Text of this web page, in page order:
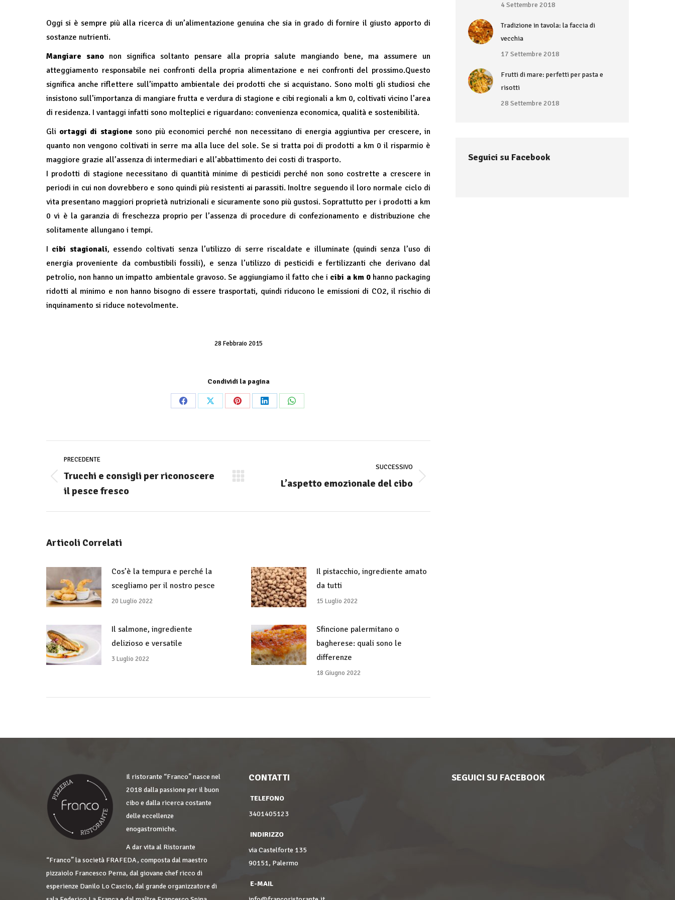
Oggi si è sempre più alla ricerca di un’alimentazione genuina che sia in grado di fornire il giusto apporto di
sostanze nutrienti.
Mangiare sanonon significa soltanto pensare alla propria salute mangiando bene, ma assumere un
atteggiamento responsabile nei confronti della propria alimentazione e nei confronti del prossimo.Questo
significa anche riflettere sull’impatto ambientale dei prodotti che si acquistano. Sono molti gli studiosi che
insistono sull’importanza di mangiare frutta e verdura di stagione e cibi regionali a km 0, coltivati vicino l’area
di residenza. I vantaggi infatti sono molteplici e riguardano: convenienza economica, qualità e sostenibilità.
Gli ortaggi di stagione sono più economici perché non necessitano di energia aggiuntiva per crescere, in
quanto non vengono coltivati in serre ma alla luce del sole. Se si tratta poi di prodotti a km 0 il risparmio è
maggiore grazie all’assenza di intermediari e all’abbattimento dei costi di trasporto.
I prodotti di stagione necessitano di quantità minime di pesticidi perché non sono costrette a crescere in
periodi in cui non dovrebbero e sono quindi più resistenti ai parassiti. Inoltre seguendo il loro normale ciclo di
vita presentano maggiori proprietà nutrizionali e sicuramente sono più gustosi. Soprattutto per i prodotti a km
0 vi è la garanzia di freschezza proprio per l’assenza di procedure di confezionamento e distribuzione che
solitamente allungano i tempi.
I cibi stagionali, essendo coltivati senza l’utilizzo di serre riscaldate e illuminate (quindi senza l’uso di
energia proveniente da combustibili fossili), e senza l’utilizzo di pesticidi e fertilizzanti che derivano dal
petrolio, non hanno un impatto ambientale gravoso. Se aggiungiamo il fatto che i cibi a km 0hanno packaging
ridotti al minimo e non hanno bisogno di essere trasportati, quindi riducono le emissioni di CO2, il rischio di
inquinamento si riduce notevolmente.
28 Febbraio 2015
Condividi la pagina
Share
Share
Share
Share
Share
navigazione
PRECEDENTE
Stile
dell'anteprima:
Trucchi e consigli per riconoscere
il pesce fresco
SUCCESSIVO
Numero
posts:
L’aspetto emozionale del cibo
Articoli Correlati
Cos’è la tempura e perché la
scegliamo per il nostro pesce
20 Luglio 2022
Il pistacchio, ingrediente amato
da tutti
15 Luglio 2022
Il salmone, ingrediente
delizioso e versatile
3 Luglio 2022
Sfincione palermitano o
bagherese: quali sono le
differenze
18 Giugno 2022
4 Settembre 2018
Tradizione in tavola: la faccia di
vecchia
17 Settembre 2018
Frutti di mare: perfetti per pasta e
risotti
28 Settembre 2018
Seguici su Facebook
Il ristorante “Franco” nasce nel
2018 dalla passione per il buon
cibo e dalla ricerca costante
delle eccellenze
enogastromiche.
A dar vita al Ristorante
“Franco” la società FRAFEDA, composta dal maestro
pizzaiolo Francesco Perna, dal giovane chef ricco di
esperienze Danilo Lo Cascio, dal grande organizzatore di
CONTATTI
TELEFONO
3401405123
INDIRIZZO
via Castelforte 135
90151, Palermo
E-MAIL
SEGUICI SU FACEBOOK